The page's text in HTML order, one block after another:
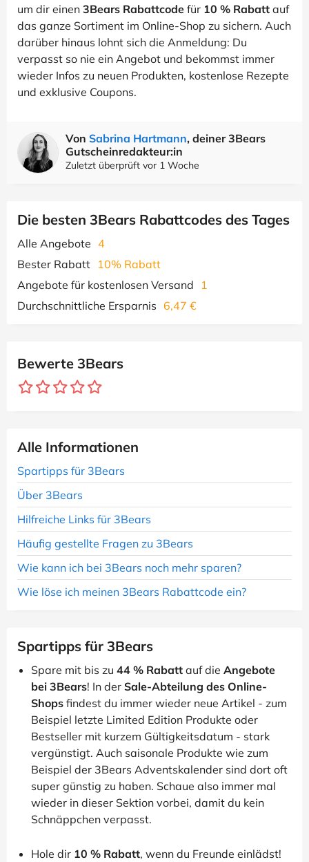
um dir einen 3Bears Rabattcode für 10 % Rabatt auf
das ganze Sortiment im Online-Shop zu sichern. Auch
darüber hinaus lohnt sich die Anmeldung: Du
verpasst so nie ein Angebot und bekommst immer
wieder Infos zu neuen Produkten, kostenlose Rezepte
und exklusive Coupons.
Von Sabrina Hartmann, deiner 3Bears
Gutscheinredakteur:in
Zuletzt überprüft vor 1 Woche
Die besten 3Bears Rabattcodes des Tages
Alle Angebote 4
Bester Rabatt 10% Rabatt
Angebote für kostenlosen Versand
1
Durchschnittliche Ersparnis 6,47 €
Bewerte 3Bears
Alle Informationen
Spartipps für 3Bears
Über 3Bears
Hilfreiche Links für 3Bears
Häufig gestellte Fragen zu 3Bears
Wie kann ich bei 3Bears noch mehr sparen?
Wie löse ich meinen 3Bears Rabattcode ein?
Spartipps für 3Bears
Spare mit bis zu 44 % Rabatt auf die Angebote
bei 3Bears! In der Sale-Abteilung des Online-
Shops findest du immer wieder neue Artikel - zum
Beispiel letzte Limited Edition Produkte oder
Bestseller mit kurzem Gültigkeitsdatum - stark
vergünstigt. Auch saisonale Produkte wie zum
Beispiel der 3Bears Adventskalender sind dort oft
super günstig zu haben. Schaue also immer mal
wieder in dieser Sektion vorbei, damit du kein
Schnäppchen verpasst.
Hole dir 10 % Rabatt, wenn du Freunde einlädst!